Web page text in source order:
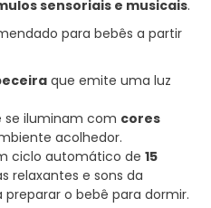
sensoriais e musicais.
para bebês a partir
que emite uma luz
se iluminam com cores
acolhedor.
ciclo automático de 15
relaxantes e sons da
o bebê para dormir.